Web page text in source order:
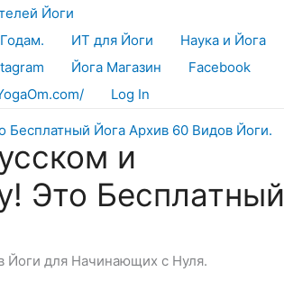
Йоги
ИТ для Йоги
Наука и Йога
Йога Магазин
Facebook
Log In
и
Это Бесплатный
Йоги для Начинающих с Нуля.